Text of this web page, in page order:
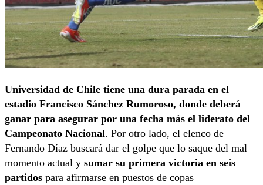
Universidad de Chile tiene una dura parada en el
estadio Francisco Sánchez Rumoroso, donde deberá
ganar para asegurar por una fecha más el liderato del
Campeonato Nacional. Por otro lado, el elenco de
Fernando Díaz buscará dar el golpe que lo saque del mal
momento actual y sumar su primera victoria en seis
partidos para afirmarse en puestos de copas